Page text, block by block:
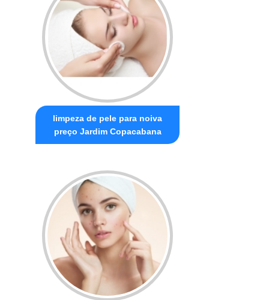
limpeza de pele para noiva
preço Jardim Copacabana